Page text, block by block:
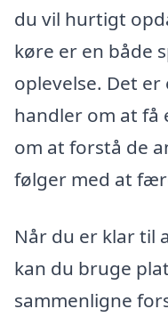
du vil hurtigt
køre er en både
oplevelse. Det
handler om at få
om at forstå de
følger med at
Når du er klar til
kan du bruge
sammenligne